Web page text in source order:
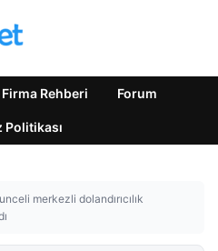
Firma Rehberi Forum
Politikası
merkezli dolandırıcılık